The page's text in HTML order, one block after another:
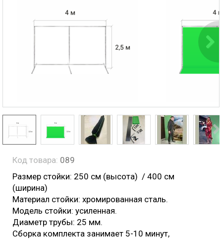
Код товара: 089
Размер стойки: 250 см (высота) / 400 см
(ширина)
Материал стойки: хромированная сталь.
Модель стойки: усиленная.
Диаметр трубы: 25 мм.
Cборка комплекта занимает 5-10 минут,